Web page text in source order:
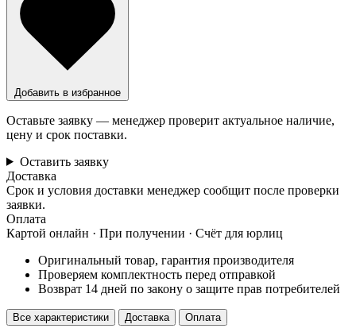
Добавить в избранное
Оставьте заявку — менеджер проверит актуальное наличие,
цену и срок поставки.
Оставить заявку
Доставка
Срок и условия доставки менеджер сообщит после проверки
заявки.
Оплата
Картой онлайн · При получении · Счёт для юрлиц
Оригинальный товар, гарантия производителя
Проверяем комплектность перед отправкой
Возврат 14 дней по закону о защите прав потребителей
Все характеристики Доставка Оплата